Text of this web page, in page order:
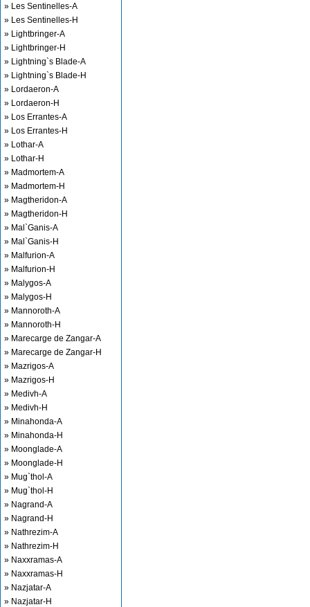
» Les Sentinelles-A
» Les Sentinelles-H
» Lightbringer-A
» Lightbringer-H
» Lightning`s Blade-A
» Lightning`s Blade-H
» Lordaeron-A
» Lordaeron-H
» Los Errantes-A
» Los Errantes-H
» Lothar-A
» Lothar-H
» Madmortem-A
» Madmortem-H
» Magtheridon-A
» Magtheridon-H
» Mal`Ganis-A
» Mal`Ganis-H
» Malfurion-A
» Malfurion-H
» Malygos-A
» Malygos-H
» Mannoroth-A
» Mannoroth-H
» Marecarge de Zangar-A
» Marecarge de Zangar-H
» Mazrigos-A
» Mazrigos-H
» Medivh-A
» Medivh-H
» Minahonda-A
» Minahonda-H
» Moonglade-A
» Moonglade-H
» Mug`thol-A
» Mug`thol-H
» Nagrand-A
» Nagrand-H
» Nathrezim-A
» Nathrezim-H
» Naxxramas-A
» Naxxramas-H
» Nazjatar-A
» Nazjatar-H